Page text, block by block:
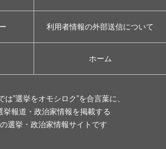
利用者情報の外部送信について
ホーム
”選挙をオモシロク”を合言葉に、
挙報道・政治家情報を掲載する
選挙・政治家情報サイトです